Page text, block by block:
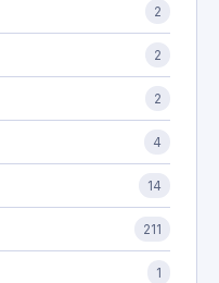
2
2
2
4
14
211
1